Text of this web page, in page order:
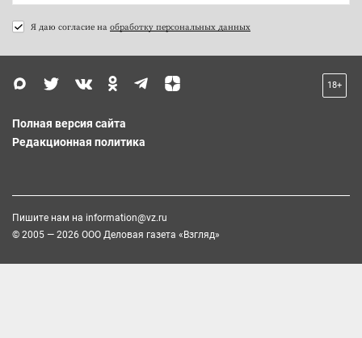
Я даю согласие на обработку персональных данных
18+
Полная версия сайта
Редакционная политика
Пишите нам на information@vz.ru
© 2005 — 2026 ООО Деловая газета «Взгляд»